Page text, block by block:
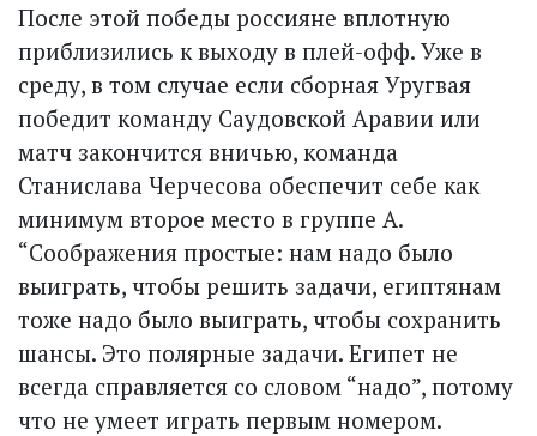
После этой победы россияне вплотную
приблизились к выходу в плей-офф. Уже в
среду, в том случае если сборная Уругвая
победит команду Саудовской Аравии или
матч закончится вничью, команда
Станислава Черчесова обеспечит себе как
минимум второе место в группе А.
“Соображения простые: нам надо было
выиграть, чтобы решить задачи, египтянам
тоже надо было выиграть, чтобы сохранить
шансы. Это полярные задачи. Египет не
всегда справляется со словом “надо”, потому
что не умеет играть первым номером.